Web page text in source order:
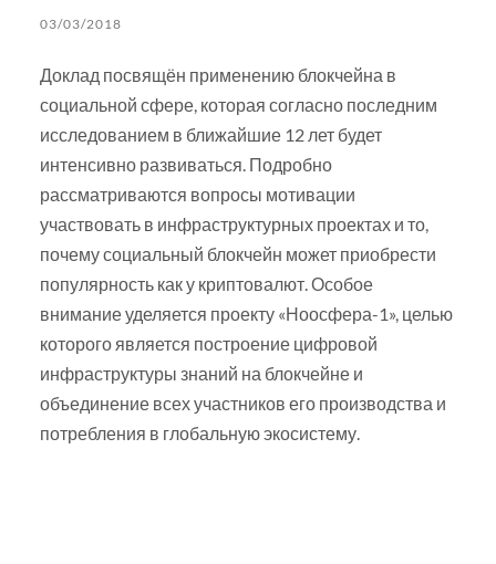
03/03/2018
Доклад посвящён применению блокчейна в
социальной сфере, которая согласно последним
исследованием в ближайшие 12 лет будет
интенсивно развиваться. Подробно
рассматриваются вопросы мотивации
участвовать в инфраструктурных проектах и то,
почему социальный блокчейн может приобрести
популярность как у криптовалют. Особое
внимание уделяется проекту «Ноосфера-1», целью
которого является построение цифровой
инфраструктуры знаний на блокчейне и
объединение всех участников его производства и
потребления в глобальную экосистему.